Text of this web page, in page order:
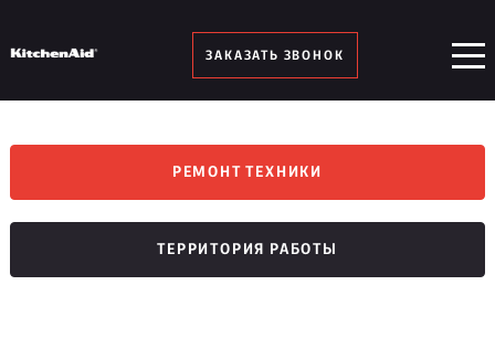
ЗАКАЗАТЬ ЗВОНОК
РЕМОНТ ТЕХНИКИ
ТЕРРИТОРИЯ РАБОТЫ